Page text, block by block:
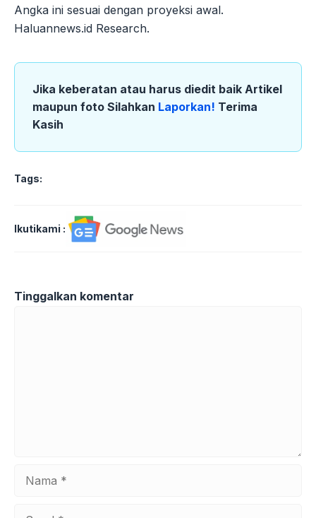
Angka ini sesuai dengan proyeksi awal.
Haluannews.id Research.
Jika keberatan atau harus diedit baik Artikel
maupun foto Silahkan Laporkan! Terima
Kasih
Tags:
Ikutikami :
Tinggalkan komentar